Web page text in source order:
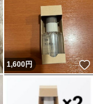
いいね！
1,600円